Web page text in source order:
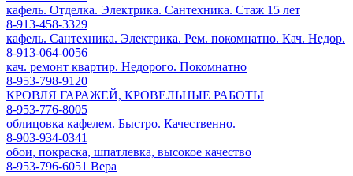
кафель. Отделка. Электрика. Сантехника. Стаж 15 лет
8-913-458-3329
кафель. Сантехника. Электрика. Рем. покомнатно. Кач. Недор.
8-913-064-0056
кач. ремонт квартир. Недорого. Покомнатно
8-953-798-9120
КРОВЛЯ ГАРАЖЕЙ, КРОВЕЛЬНЫЕ РАБОТЫ
8-953-776-8005
облицовка кафелем. Быстро. Качественно.
8-903-934-0341
обои, покраска, шпатлевка, высокое качество
8-953-796-6051 Вера